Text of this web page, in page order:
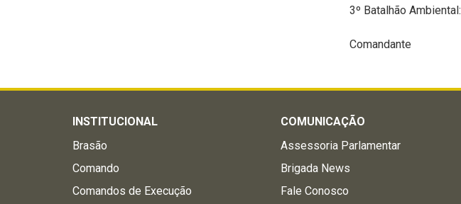
3º Batalhão Ambiental:
Comandante
INSTITUCIONAL
Brasão
Comando
Comandos de Execução
COMUNICAÇÃO
Assessoria Parlamentar
Brigada News
Fale Conosco